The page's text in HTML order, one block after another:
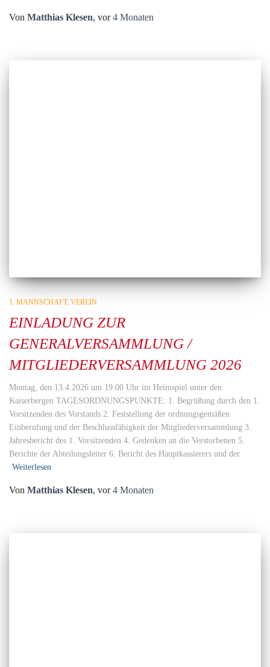
Von Matthias Klesen, vor4 Monaten
1. MANNSCHAFT VEREIN
EINLADUNG ZUR
GENERALVERSAMMLUNG /
MITGLIEDERVERSAMMLUNG 2026
Montag, den 13.4.2026 um 19:00 Uhr im Heimspiel unter den
Kaiserbergen TAGESORDNUNGSPUNKTE: 1. Begrüßung durch den 1.
Vorsitzenden des Vorstands 2. Feststellung der ordnungsgemäßen
Einberufung und der Beschlussfähigkeit der Mitgliederversammlung 3.
Jahresbericht des 1. Vorsitzenden 4. Gedenken an die Verstorbenen 5.
Berichte der Abteilungsleiter 6. Bericht des Hauptkassierers und der
Weiterlesen
Von Matthias Klesen, vor4 Monaten